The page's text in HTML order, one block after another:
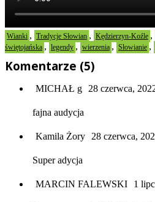
Wianki , Tradycje Słowian , Kędzierzyn-Koźle ,
świętojańska , legendy , wierzenia , Słowianie ,
Komentarze (5)
MICHAŁ g 28 czerwca,
fajna audycja
Kamila Żory 28 czerwca,
Super adycja
MARCIN FALEWSKI 1